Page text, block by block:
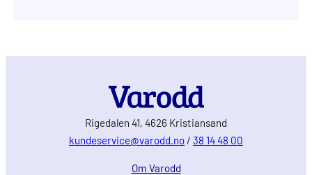
Rigedalen 41, 4626 Kristiansand
kundeservice@varodd.no / 38 14 48 00
Om Varodd